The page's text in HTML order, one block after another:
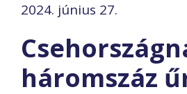
2024. június 27.
háromszáz